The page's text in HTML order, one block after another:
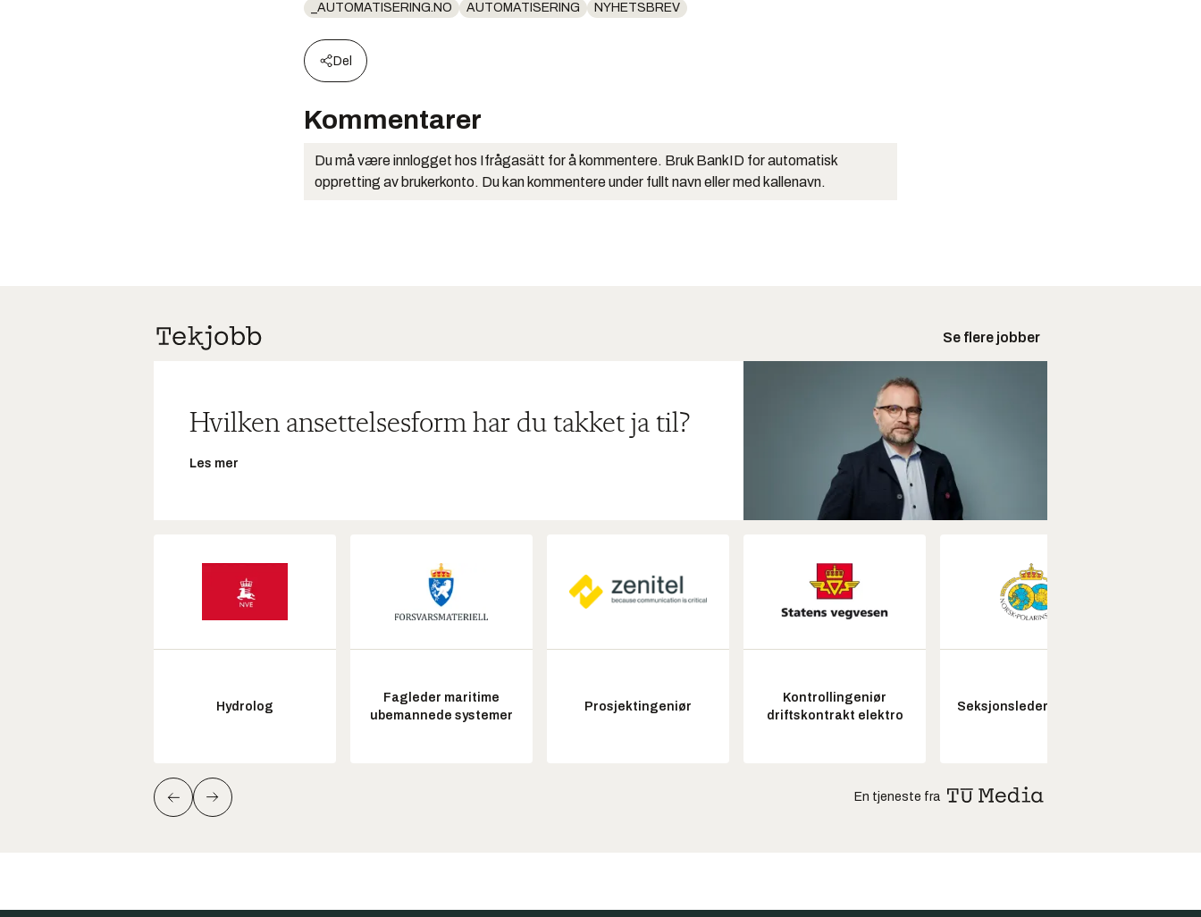
_AUTOMATISERING.NO AUTOMATISERING NYHETSBREV
Del
Kommentarer
Du må være innlogget hos Ifrågasätt for å kommentere. Bruk BankID for automatisk
oppretting av brukerkonto. Du kan kommentere under fullt navn eller med kallenavn.
Se flere jobber
Hvilken ansettelsesform har du takket ja til?
Les mer
Hydrolog
Fagleder maritime
ubemannede systemer
Prosjektingeniør
Kontrollingeniør
driftskontrakt elektro
Seksjonsleder Nye Troll
En tjeneste fra